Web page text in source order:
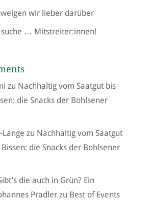
wir lieber darüber
suche … Mitstreiter:innen!
zu Nachhaltig vom Saatgut bis
die Snacks der Bohlsener
zu Nachhaltig vom Saatgut
die Snacks der Bohlsener
die auch in Grün? Ein
Pradlerzu Best of Events